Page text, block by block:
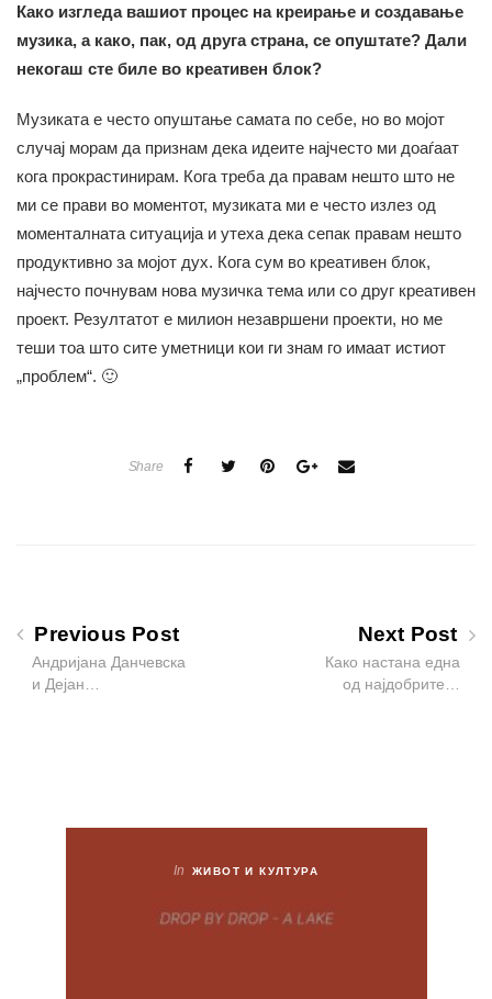
Како изгледа вашиот процес на креирање и создавање
музика, а како, пак, од друга страна, се опуштате? Дали
некогаш сте биле во креативен блок?
Музиката е често опуштање самата по себе, но во мојот
случај морам да признам дека идеите најчесто ми доаѓаат
кога прокрастинирам. Кога треба да правам нешто што не
ми се прави во моментот, музиката ми е често излез од
моменталната ситуација и утеха дека сепак правам нешто
продуктивно за мојот дух. Кога сум во креативен блок,
најчесто почнувам нова музичка тема или со друг креативен
проект. Резултатот е милион незавршени проекти, но ме
теши тоа што сите уметници кои ги знам го имаат истиот
„проблем“. 🙂
Share
Previous Post
Андријана Данчевска
и Дејан…
Next Post
Како настана една
од најдобрите…
In ЖИВОТ И КУЛТУРА